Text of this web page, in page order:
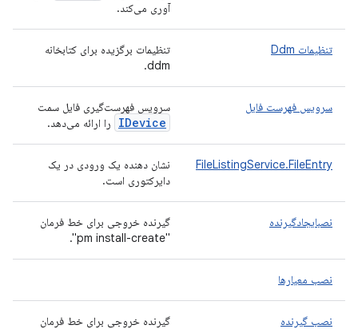
آوری می‌کند.
تنظیمات Ddm
تنظیمات برگزیده برای کتابخانه
ddm.
سرویس فهرست فایل سرویس فهرست‌گیری فایل سمت
IDevice را ارائه می‌دهد.
FileListingService.FileEntry
نشان دهنده یک ورودی در یک
دایرکتوری است.
نصبایجادگیرنده
گیرنده خروجی برای خط فرمان
"pm install-create".
نصب معیارها
نصب گیرنده
گیرنده خروجی برای خط فرمان